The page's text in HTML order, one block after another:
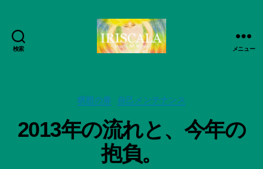
検索
日
活
動
記
録・
メニュー
カ
ゴ
リ
ー
瞑想の扉 自己メンテナンス
2013年の流れと、今年の
抱負。
:
智
日